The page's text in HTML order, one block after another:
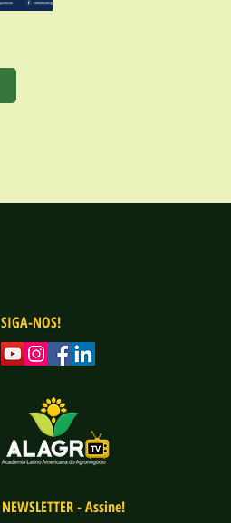
SIGA-NOS!
NEWSLETTER - Assine!